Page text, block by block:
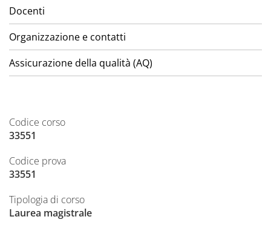
Docenti
Organizzazione e contatti
Assicurazione della qualità (AQ)
Codice corso
33551
Codice prova
33551
Tipologia di corso
Laurea magistrale